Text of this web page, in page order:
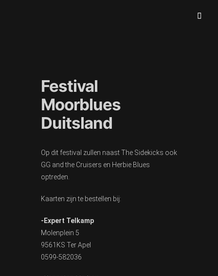
Festival
Moorblues
Duitsland
Op dit festival zullen naast The Sidekicks ook
GG and the Cruisers en Herbie Blues
optreden.
Kaarten zijn te bestellen bij:
-Expert Telkamp
Molenplein 5
9561KS Ter Apel
0599-582036